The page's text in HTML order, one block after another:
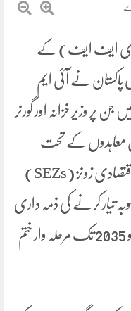
(ای ایف ایف) کے
پاکستان نے آئی ایم
وزیر خزانہ اور گورنر
معاہدوں کے تحت
پاکستان نے جون 2025 تک خصوصی اقتصادی زونز (SEZs)
تیار کرنے کی ذمہ داری
قبول کی ہے، تمام SEZs کی مراعات کو 2035 تک مرحلہ وار ختم